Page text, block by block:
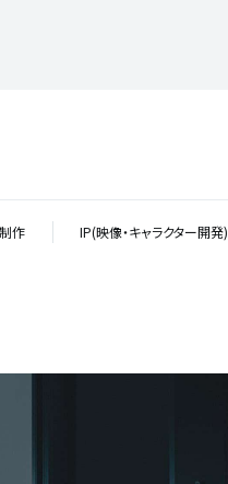
作 IP(映像・キャラクター開発)